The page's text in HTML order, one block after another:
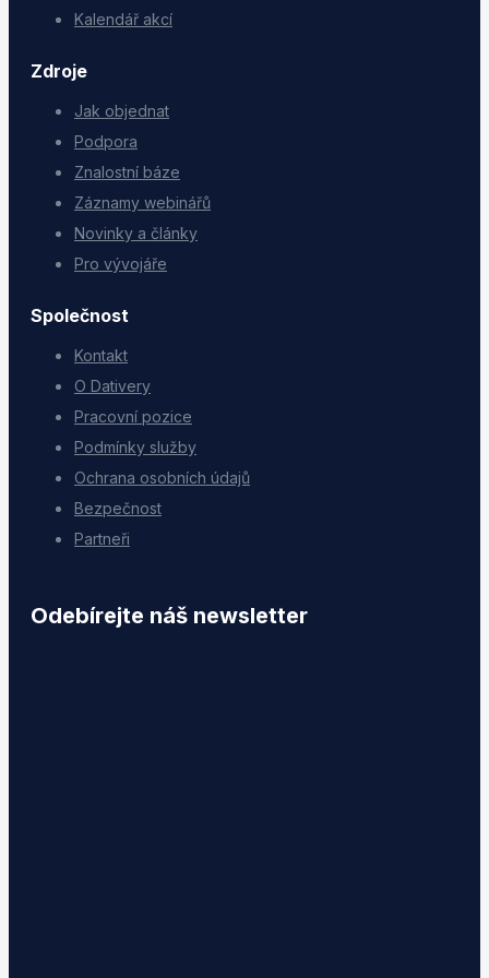
Kalendář akcí
Zdroje
Jak objednat
Podpora
Znalostní báze
Záznamy webinářů
Novinky a články
Pro vývojáře
Společnost
Kontakt
O Dativery
Pracovní pozice
Podmínky služby
Ochrana osobních údajů
Bezpečnost
Partneři
Odebírejte náš newsletter